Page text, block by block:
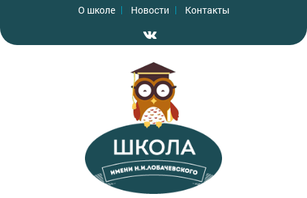
О школе Новости Контакты